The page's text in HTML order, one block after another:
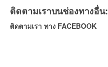
ติดตามเราบนช่องทางอื่น:
ติดตามเรา ทาง FACEBOOK